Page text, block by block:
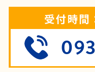
受付時